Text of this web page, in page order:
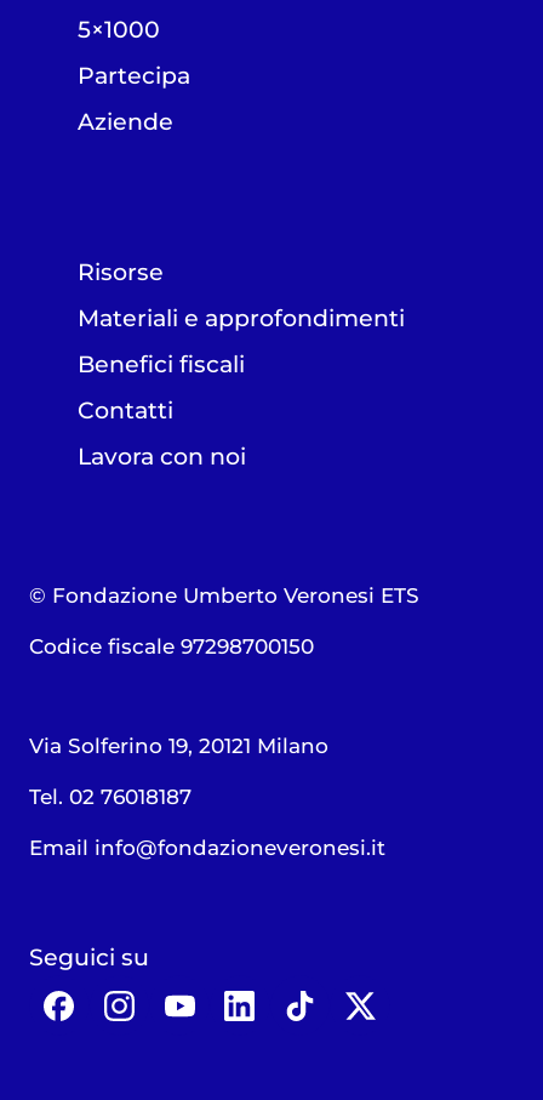
5×1000
Partecipa
Aziende
Risorse
Materiali e approfondimenti
Benefici fiscali
Contatti
Lavora con noi
© Fondazione Umberto Veronesi ETS
Codice fiscale 97298700150
Via Solferino 19, 20121 Milano
Tel. 02 76018187
Email info@fondazioneveronesi.it
Seguici su